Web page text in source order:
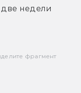
две недели
фрагмент